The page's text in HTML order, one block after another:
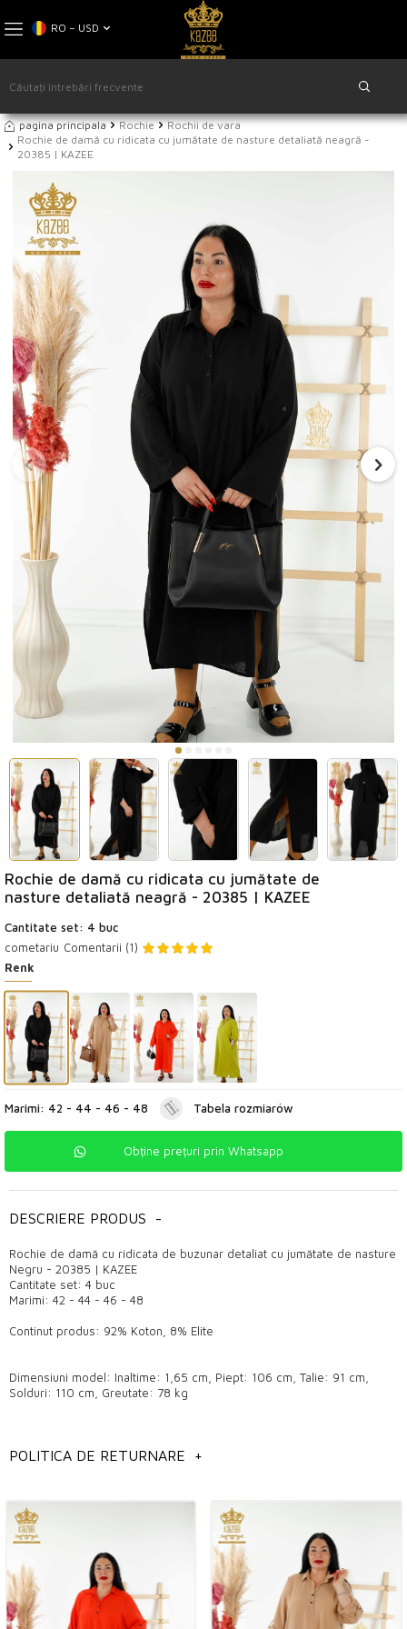
RO − USD
pagina principala Rochie
Rochii de vara
Rochie de damă cu ridicata cu jumătate de nasture detaliată neagră -
20385 | KAZEE
Rochie de damă cu ridicata cu jumătate de
nasture detaliată neagră - 20385 | KAZEE
Cantitate set: 4 buc
cometariu Comentarii (1)
Renk
Marimi: 42 - 44 - 46 - 48 Tabela rozmiarów
Obține prețuri prin Whatsapp
DESCRIERE PRODUS -
Rochie de damă cu ridicata de buzunar detaliat cu jumătate de nasture
Negru - 20385 | KAZEE
Cantitate set: 4 buc
Marimi: 42 - 44 - 46 - 48
Continut produs: 92% Koton, 8% Elite
Dimensiuni model: Inaltime: 1,65 cm, Piept: 106 cm, Talie: 91 cm,
Solduri: 110 cm, Greutate: 78 kg
Informații generale
Modele de rochii angro Istanbul,
Modele de îmbrăcăminte pentru femei cu ridicata,
Modele de rochii de dama cu ridicata,
Ne puteți contacta pentru a obține informații detaliate despre
POLITICA DE RETURNARE +